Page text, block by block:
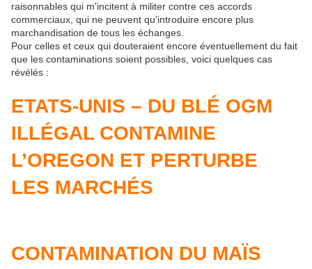
raisonnables qui m'incitent à militer contre ces accords
commerciaux, qui ne peuvent qu'introduire encore plus
marchandisation de tous les échanges.
Pour celles et ceux qui douteraient encore éventuellement du fait
que les contaminations soient possibles, voici quelques cas
révélés :
ETATS-UNIS – DU BLÉ OGM
ILLÉGAL CONTAMINE
L’OREGON ET PERTURBE
LES MARCHÉS
CONTAMINATION DU MAÏS